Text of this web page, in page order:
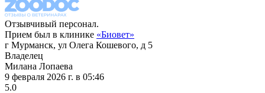
Отзывчивый персонал.
Прием был в клинике «Биовет»
г Мурманск, ул Олега Кошевого, д 5
Владелец
Милана Лопаева
9 февраля 2026 г. в 05:46
5.0